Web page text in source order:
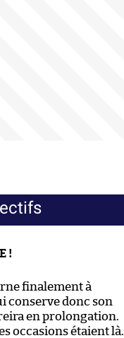
!
finalement à
conserve donc son
en prolongation.
occasions étaient là.